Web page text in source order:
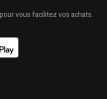
vous facilitez vos achats.